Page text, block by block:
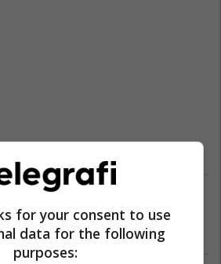
hyn në histori të
shqiptar
20/08/2017
for your consent to use
data for the following
purposes: